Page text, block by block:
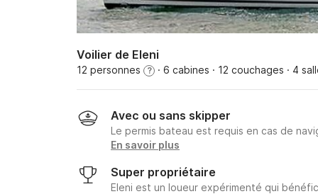
Voilier de Eleni
12 personnes ? · 6 cabines · 12 couchages · 4
Avec ou sans skipper
Le permis bateau est requis en cas de
En savoir plus
Super propriétaire
Eleni est un loueur expérimenté qui